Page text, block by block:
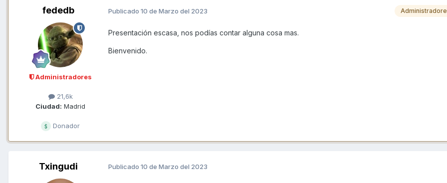
fededb
Administradores
21,6k
Ciudad: Madrid
Donador
Publicado 10 de Marzo del 2023
Presentación escasa, nos podías contar alguna cosa mas.
Bienvenido.
Txingudi Publicado 10 de Marzo del 2023